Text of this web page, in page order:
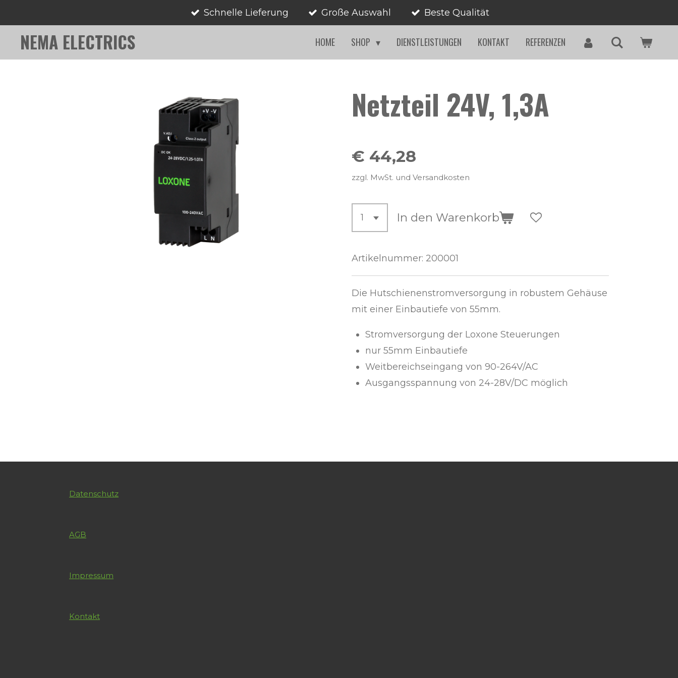
springen
Schnelle Lieferung Große Auswahl Beste Qualität
NEMA ELECTRICS HOME SHOP DIENSTLEISTUNGEN KONTAKT REFERENZEN
Netzteil 24V, 1,3A
€ 44,28
zzgl. MwSt. und Versandkosten
In den Warenkorb
Artikelnummer: 200001
Die Hutschienenstromversorgung in robustem Gehäuse
mit einer Einbautiefe von 55mm.
Stromversorgung der Loxone Steuerungen
nur 55mm Einbautiefe
Weitbereichseingang von 90-264V/AC
Ausgangsspannung von 24-28V/DC möglich
Datenschutz
AGB
Impressum
Kontakt